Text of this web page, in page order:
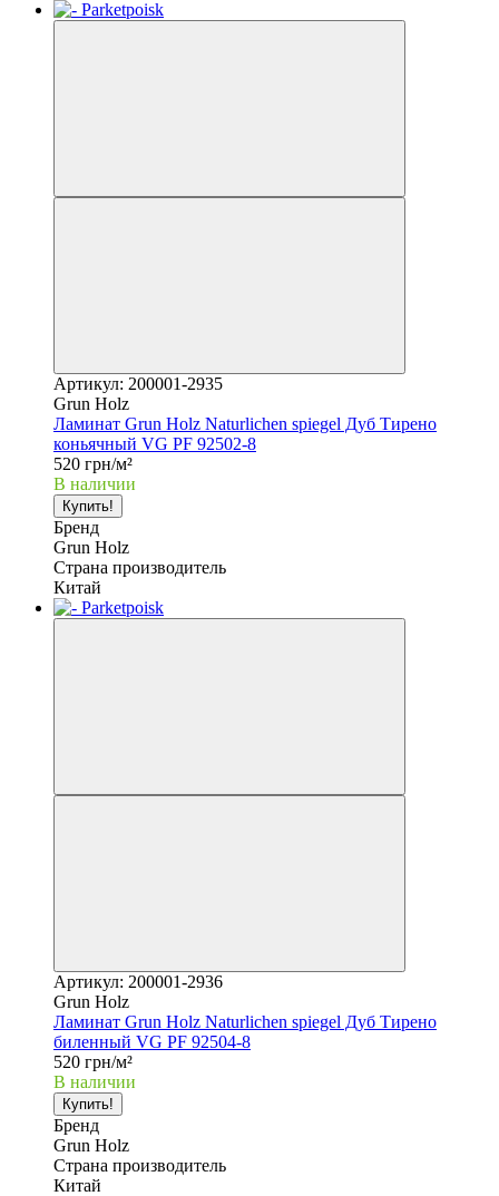
Артикул: 200001-2935
Grun Holz
Ламинат Grun Holz Naturlichen spiegel Дуб Тирено
коньячный VG PF 92502-8
520 грн/м²
В наличии
Купить!
Бренд
Grun Holz
Страна производитель
Китай
Артикул: 200001-2936
Grun Holz
Ламинат Grun Holz Naturlichen spiegel Дуб Тирено
биленный VG PF 92504-8
520 грн/м²
В наличии
Купить!
Бренд
Grun Holz
Страна производитель
Китай